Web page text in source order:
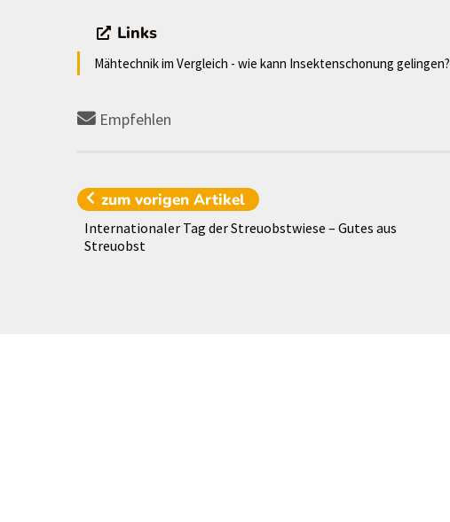
Links
Mähtechnik im Vergleich - wie kann Insektenschonung gelingen?
Empfehlen
zum vorigenArtikel
Internationaler Tag der Streuobstwiese – Gutes aus
Streuobst